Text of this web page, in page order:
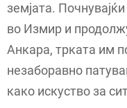
земјата.
во Измир и
Анкара, трката им
незаборавно
како искуство за